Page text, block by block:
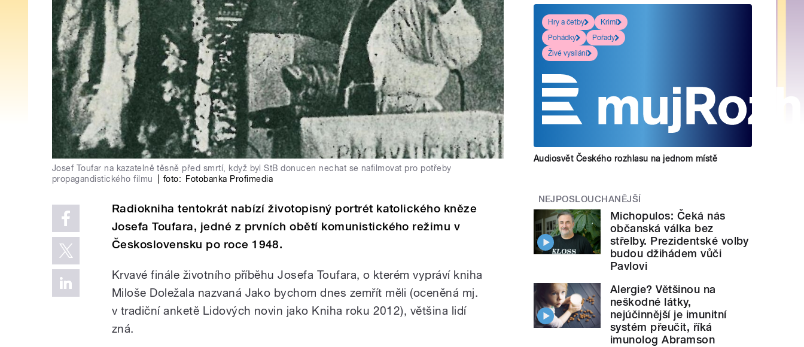
Josef Toufar na kazatelně těsně před smrtí, když byl StB donucen nechat se nafilmovat pro potřeby
propagandistického filmu
foto: Fotobanka Profimedia
Radiokniha tentokrát nabízí životopisný portrét katolického kněze
Josefa Toufara, jedné z prvních obětí komunistického režimu v
Československu po roce 1948.
Krvavé finále životního příběhu Josefa Toufara, o kterém vypráví kniha
Miloše Doležala nazvaná Jako bychom dnes zemřít měli (oceněná mj.
v tradiční anketě Lidových novin jako Kniha roku 2012), většina lidí
zná.
Hry a četby
Krimi
Pohádky
Pořady
Živé vysílání
Audiosvět Českého rozhlasu na jednom místě
NEJPOSLOUCHANĚJŠÍ
Michopulos: Čeká nás
občanská válka bez
střelby. Prezidentské volby
budou džihádem vůči
Pavlovi
Alergie? Většinou na
neškodné látky,
nejúčinnější je imunitní
systém přeučit, říká
imunolog Abramson